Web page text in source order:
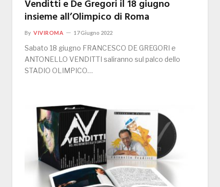
Venditti e De Gregori il 18 giugno
insieme all’Olimpico di Roma
By VIVIROMA 17 Giugno 2022
Sabato 18 giugno FRANCESCO DE GREGORI e
ANTONELLO VENDITTI saliranno sul palco dello
STADIO OLIMPICO…